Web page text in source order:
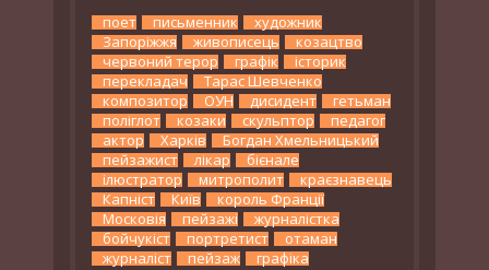
поет письменник
художник
Запоріжжя
живописець
козацтво
червоний терор
графік
історик
перекладач
Тарас Шевченко
композитор
ОУН дисидент
гетьман
поліглот
козаки скульптор
педагог
актор
Харків
Богдан Хмельницький
пейзажист
лікар
бієнале
ілюстратор
митрополит
краєзнавець
Капніст
Київ
король Франції
Московія
пейзажі
журналістка
бойчукіст
портретист
отаман
журналіст
пейзаж
графіка